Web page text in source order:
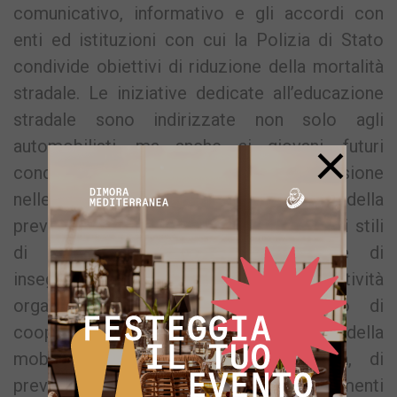
comunicativo, informativo e gli accordi con
enti ed istituzioni con cui la Polizia di Stato
condivide obiettivi di riduzione della mortalità
stradale. Le iniziative dedicate all’educazione
stradale sono indirizzate non solo agli
automobilisti, ma anche ai giovani, futuri
conducenti del domani, attraverso la diffusione
nelle scuole della cultura della legalità, della
prevenzione e la promozione dei corretti stili
di vita, favorendo la partecipazione di
insegnanti, studenti e genitori alle attività
organizzate, consolidando il rapporto di
cooperazione in tema di sicurezza della
mobilità, di riduzione dell’incidentalità, di
prevenzione e promozione di comportamenti
×